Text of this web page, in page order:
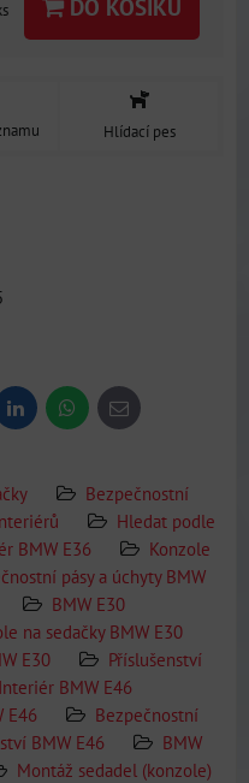
DO KOŠÍKU
Hlídací pes
LinkedInWhatsApp
E-
mail
Bezpečnostní
Hledat podle
BMW E36
Konzole
pásy a úchyty BMW
BMW E30
na sedačky BMW E30
E30
Příslušenství
Interiér BMW E46
E46
Bezpečnostní
BMW E46
BMW
Montáž sedadel (konzole)